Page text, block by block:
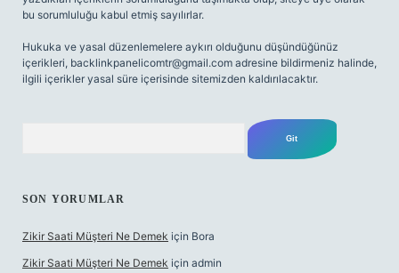
bu sorumluluğu kabul etmiş sayılırlar.
Hukuka ve yasal düzenlemelere aykırı olduğunu düşündüğünüz
içerikleri, backlinkpanelicomtr@gmail.com adresine bildirmeniz halinde,
ilgili içerikler yasal süre içerisinde sitemizden kaldırılacaktır.
SON YORUMLAR
Zikir Saati Müşteri Ne Demek için Bora
Zikir Saati Müşteri Ne Demek için admin